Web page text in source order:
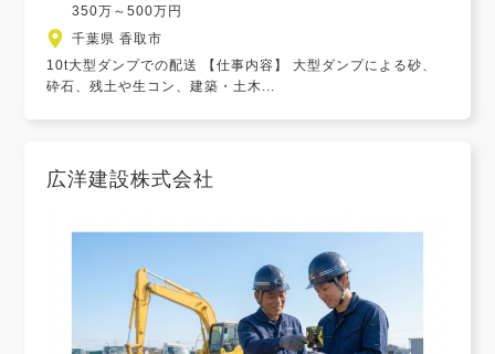
350万～500万円
千葉県 香取市
10t大型ダンプでの配送 【仕事内容】 大型ダンプによる砂、
砕石、残土や生コン、建築・土木...
広洋建設株式会社